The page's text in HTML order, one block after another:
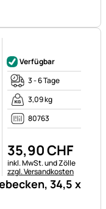
34,5 x
Verfügbar
3 - 6 Tage
3,09 kg
80763
35,90CHF
Steuerhinweis:
inkl. MwSt. und Zölle
zzgl. Versandkosten